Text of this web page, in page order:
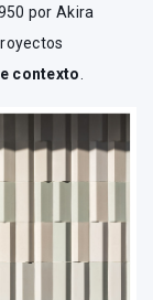
por Akira
contexto